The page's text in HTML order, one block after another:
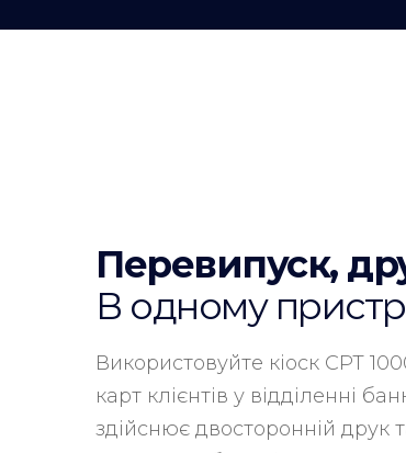
Перевипуск,
В одному
Використовуйте кіоск CPT
карт клієнтів у відділенні
здійснює двосторонній друк